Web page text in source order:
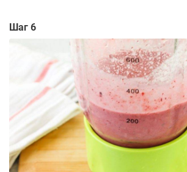
Шаг 6